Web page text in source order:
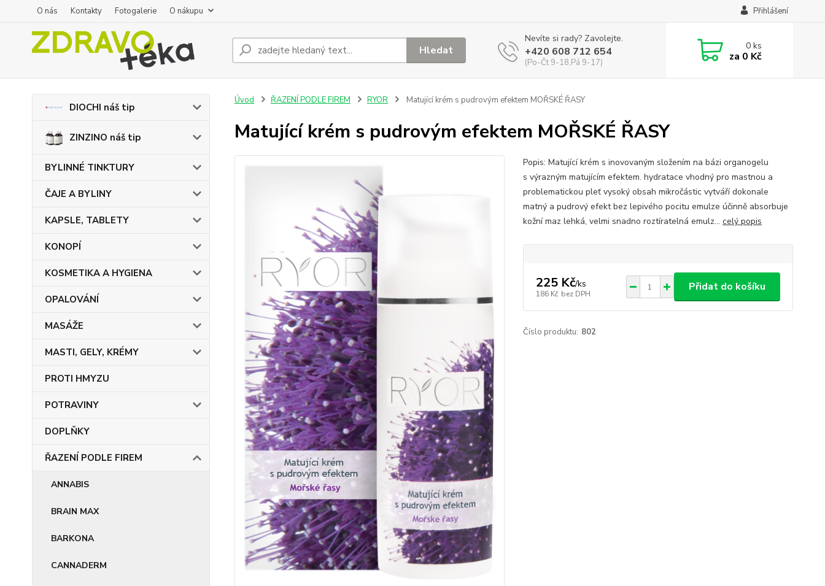
O nás Kontakty Fotogalerie O nákupu Přihlášení
Hledat
Nevíte si rady? Zavolejte.
+420 608 712 654
(Po-Čt 9-18,Pá 9-17)
0ks
za 0 Kč
DIOCHI náš tip
ZINZINO náš tip
BYLINNÉ TINKTURY
ČAJE A BYLINY
KAPSLE, TABLETY
KONOPÍ
KOSMETIKA A HYGIENA
OPALOVÁNÍ
MASÁŽE
MASTI, GELY, KRÉMY
PROTI HMYZU
POTRAVINY
DOPLŇKY
ŘAZENÍ PODLE FIREM
ANNABIS
BRAIN MAX
BARKONA
CANNADERM
Úvod ŘAZENÍ PODLE FIREM RYOR Matující krém s pudrovým efektem MOŘSKÉ ŘASY
Matující krém s pudrovým efektem MOŘSKÉ ŘASY
Popis: Matující krém s inovovaným složením na bázi organogelu
s výrazným matujícím efektem. hydratace vhodný pro mastnou a
problematickou pleť vysoký obsah mikročástic vytváří dokonale
matný a pudrový efekt bez lepivého pocitu emulze účinně absorbuje
kožní maz lehká, velmi snadno roztíratelná emulz... celý popis
225 Kč/ks
186 Kč bez DPH
Přidat do košíku
Číslo produktu: 802